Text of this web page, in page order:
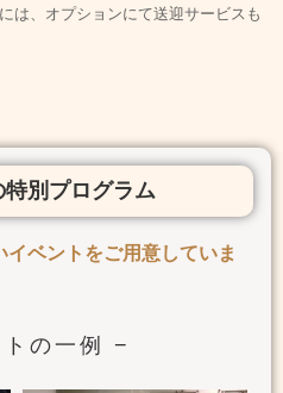
は、オプションにて送迎サービスも
別プログラム
ベントをご用意していま
の一例 −